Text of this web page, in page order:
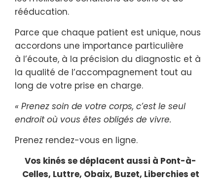
rééducation.
Parce que chaque patient est unique, nous
accordons une importance particulière
à l’écoute, à la précision du diagnostic et à
la qualité de l’accompagnement tout au
long de votre prise en charge.
« Prenez soin de votre corps, c’est le seul
endroit où vous êtes obligés de vivre.
Prenez rendez-vous en ligne.
Vos kinés se déplacent aussi à Pont-à-
Celles, Luttre, Obaix, Buzet, Liberchies et